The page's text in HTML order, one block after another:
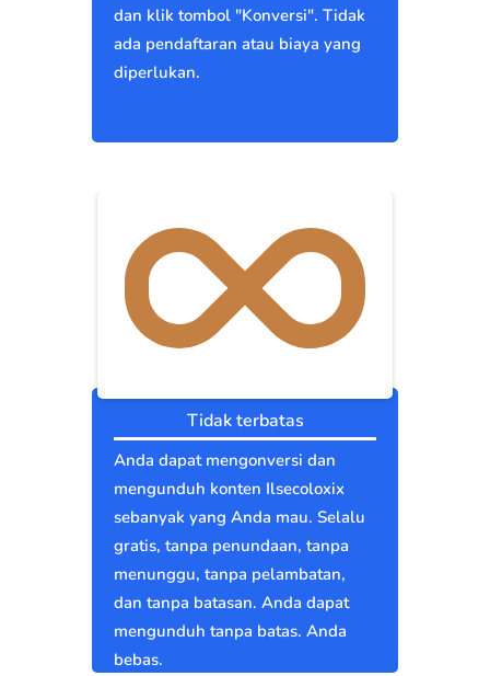
dan klik tombol "Konversi". Tidak
ada pendaftaran atau biaya yang
diperlukan.
Tidak terbatas
Anda dapat mengonversi dan
mengunduh konten Ilsecoloxix
sebanyak yang Anda mau. Selalu
gratis, tanpa penundaan, tanpa
menunggu, tanpa pelambatan,
dan tanpa batasan. Anda dapat
mengunduh tanpa batas. Anda
bebas.